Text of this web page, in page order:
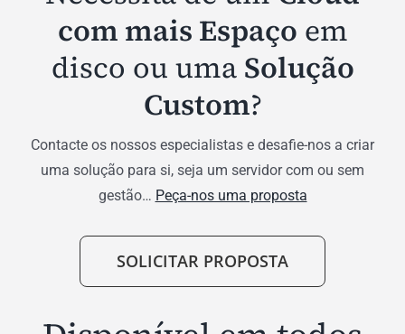
com mais Espaço em
disco ou uma Solução
Custom?
Contacte os nossos especialistas e desafie-nos a criar
uma solução para si, seja um servidor com ou sem
gestão… Peça-nos uma proposta
SOLICITAR PROPOSTA